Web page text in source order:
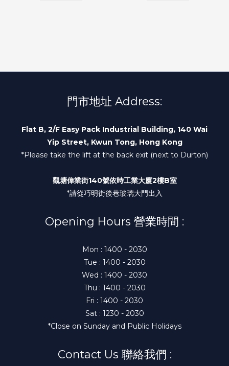
門市地址 Address:
Flat B, 2/F Easy Pack Industrial Building, 140 Wai
Yip Street, Kwun Tong, Hong Kong
*Please take the lift at the back exit (next to Durton)
觀塘偉業街140號依時工業大廈2樓B室
*請從巧明街後巷玻璃大門出入
Opening Hours 營業時間 :
Mon : 1400 - 2030
Tue : 1400 - 2030
Wed : 1400 - 2030
Thu : 1400 - 2030
Fri : 1400 - 2030
Sat : 1230 - 2030
*Close on Sunday and Public Holidays
Contact Us 聯絡我們 :